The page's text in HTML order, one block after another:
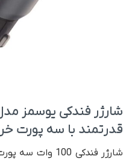
قدرتمند با سه پورت